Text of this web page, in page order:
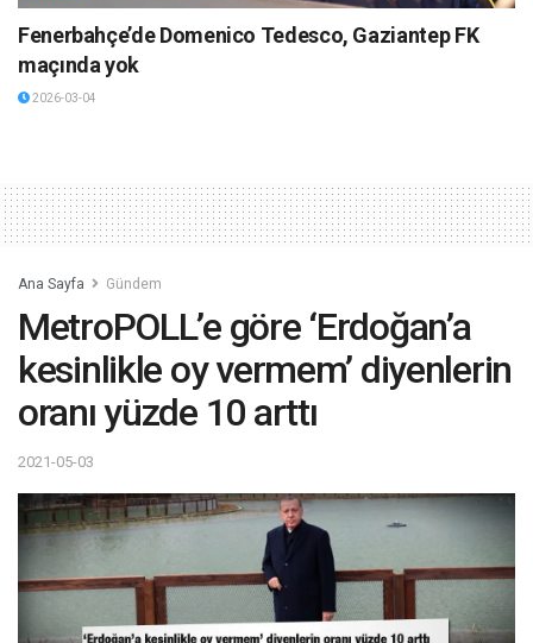
Fenerbahçe’de Domenico Tedesco, Gaziantep FK
maçında yok
2026-03-04
Ana Sayfa Gündem
MetroPOLL’e göre ‘Erdoğan’a
kesinlikle oy vermem’ diyenlerin
oranı yüzde 10 arttı
2021-05-03